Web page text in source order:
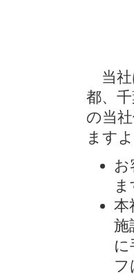
当社
都、
の当
ます
お
ま
本
施